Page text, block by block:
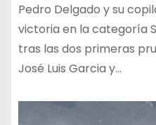
Pedro Delgado y su
victoria en la categoría
tras las dos primeras
José Luis Garcia y…